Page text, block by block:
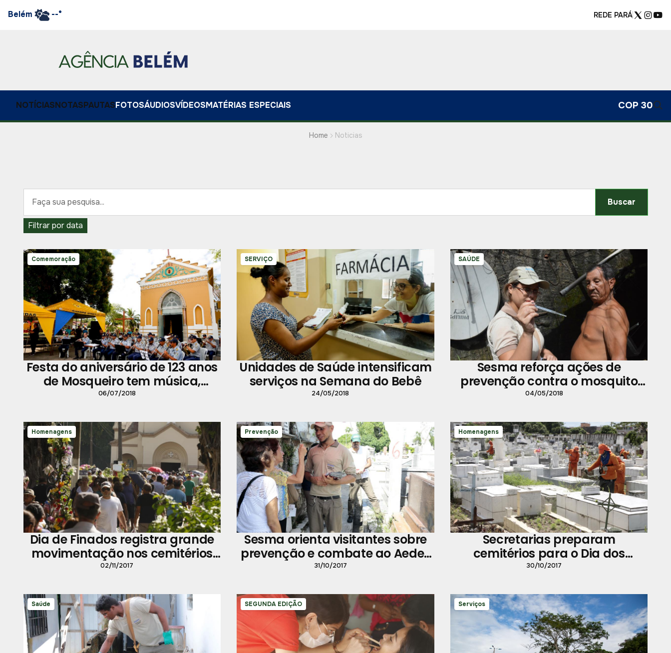
Belém --° REDE PARÁ
NOTÍCIASNOTASPAUTASFOTOSÁUDIOSVÍDEOSMATÉRIAS ESPECIAIS COP 30
Home Noticias
Buscar
Filtrar por data
Comemoração
Festa do aniversário de 123 anos
de Mosqueiro tem música,
história e bolo de seis metros
06/07/2018
SERVIÇO
Unidades de Saúde intensificam
serviços na Semana do Bebê
24/05/2018
SAÚDE
Sesma reforça ações de
prevenção contra o mosquito
Aedes Aegypti
04/05/2018
Homenagens
Dia de Finados registra grande
movimentação nos cemitérios
de Belém
02/11/2017
Prevenção
Sesma orienta visitantes sobre
prevenção e combate ao Aedes
aegypti em cemitérios
31/10/2017
Homenagens
Secretarias preparam
cemitérios para o Dia dos
Finados
30/10/2017
Saúde SEGUNDA EDIÇÃO Serviços